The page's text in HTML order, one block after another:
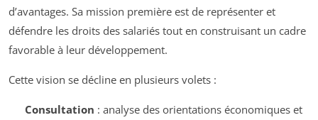
d’avantages. Sa mission première est de représenter et
défendre les droits des salariés tout en construisant un cadre
favorable à leur développement.
Cette vision se décline en plusieurs volets :
Consultation : analyse des orientations économiques et